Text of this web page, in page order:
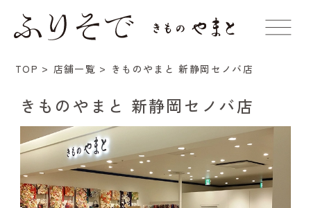
TOP 店舗一覧 きものやまと 新静岡セノバ店
きものやまと 新静岡セノバ店